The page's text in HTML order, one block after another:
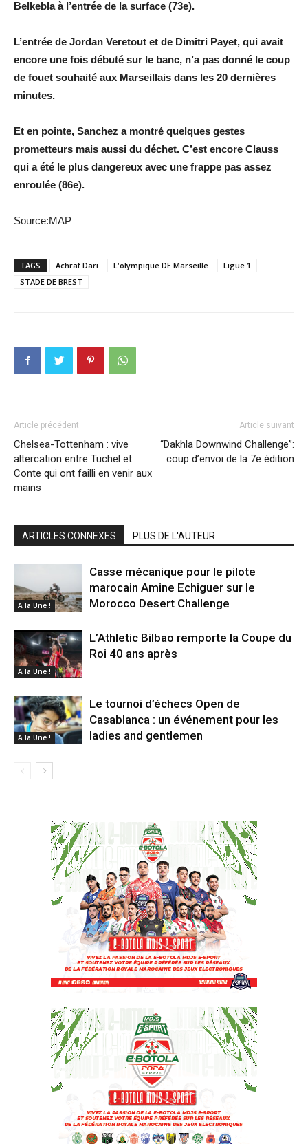
Belkebla à l’entrée de la surface (73e).
L’entrée de Jordan Veretout et de Dimitri Payet, qui avait
encore une fois débuté sur le banc, n’a pas donné le coup
de fouet souhaité aux Marseillais dans les 20 dernières
minutes.
Et en pointe, Sanchez a montré quelques gestes
prometteurs mais aussi du déchet. C’est encore Clauss
qui a été le plus dangereux avec une frappe pas assez
enroulée (86e).
Source:MAP
TAGS Achraf Dari L'olympique DE Marseille
Ligue 1
STADE DE BREST
Article précédent
Chelsea-Tottenham : vive
altercation entre Tuchel et
Conte qui ont failli en venir aux
mains
Article suivant
“Dakhla Downwind Challenge”:
coup d’envoi de la 7e édition
ARTICLES CONNEXES PLUS DE L'AUTEUR
A la Une !
Casse mécanique pour le pilote
marocain Amine Echiguer sur le
Morocco Desert Challenge
A la Une !
L’Athletic Bilbao remporte la Coupe du
Roi 40 ans après
A la Une !
Le tournoi d’échecs Open de
Casablanca : un événement pour les
ladies and gentlemen